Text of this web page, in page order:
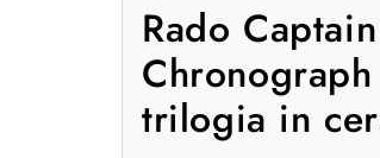
Rado
trilogia in